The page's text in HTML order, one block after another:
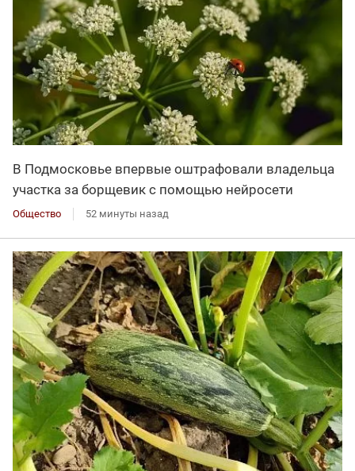
В Подмосковье впервые оштрафовали владельца
участка за борщевик с помощью нейросети
Общество 52 минуты назад